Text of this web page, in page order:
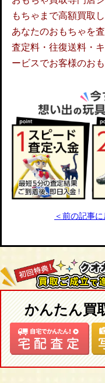
もちゃまで高額買取
あなたのおもちゃを
査定料・往復送料・
ービスでお客様のお
＜前の記事に
かんたん買